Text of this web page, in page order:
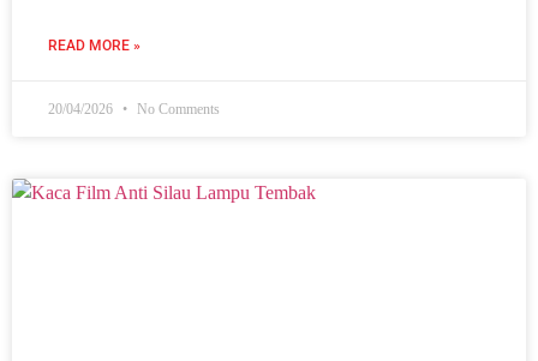
READ MORE »
20/04/2026 No Comments